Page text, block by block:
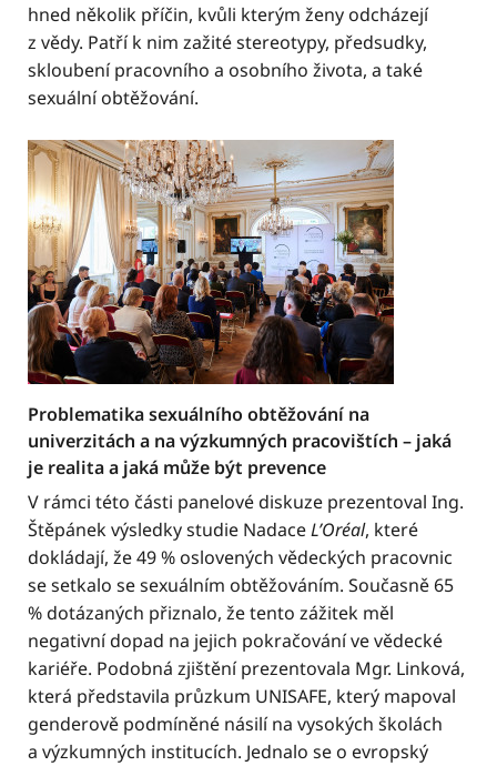
hned několik příčin, kvůli kterým ženy odcházejí
z vědy. Patří k nim zažité stereotypy, předsudky,
skloubení pracovního a osobního života, a také
sexuální obtěžování.
Problematika sexuálního obtěžování na
univerzitách a na výzkumných pracovištích – jaká
je realita a jaká může být prevence
V rámci této části panelové diskuze prezentoval Ing.
Štěpánek výsledky studie NadaceL’Oréal, které
dokládají, že 49 % oslovených vědeckých pracovnic
se setkalo se sexuálním obtěžováním. Současně 65
% dotázaných přiznalo, že tento zážitek měl
negativní dopad na jejich pokračování ve vědecké
kariéře. Podobná zjištění prezentovala Mgr. Linková,
která představila průzkum UNISAFE, který mapoval
genderově podmíněné násilí na vysokých školách
a výzkumných institucích. Jednalo se o evropský